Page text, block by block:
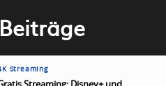
Streaming